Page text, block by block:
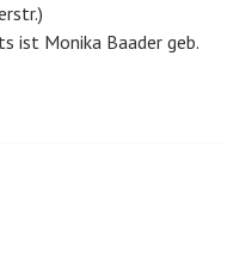
ist Monika Baader geb.